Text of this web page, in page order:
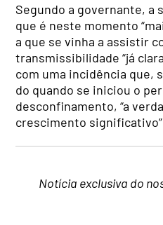
Segundo a governante, a
que é neste momento
a que se vinha a assistir
transmissibilidade “já
com uma incidência que,
do quando se iniciou o
desconfinamento, “a
crescimento
Notícia exclusiva do